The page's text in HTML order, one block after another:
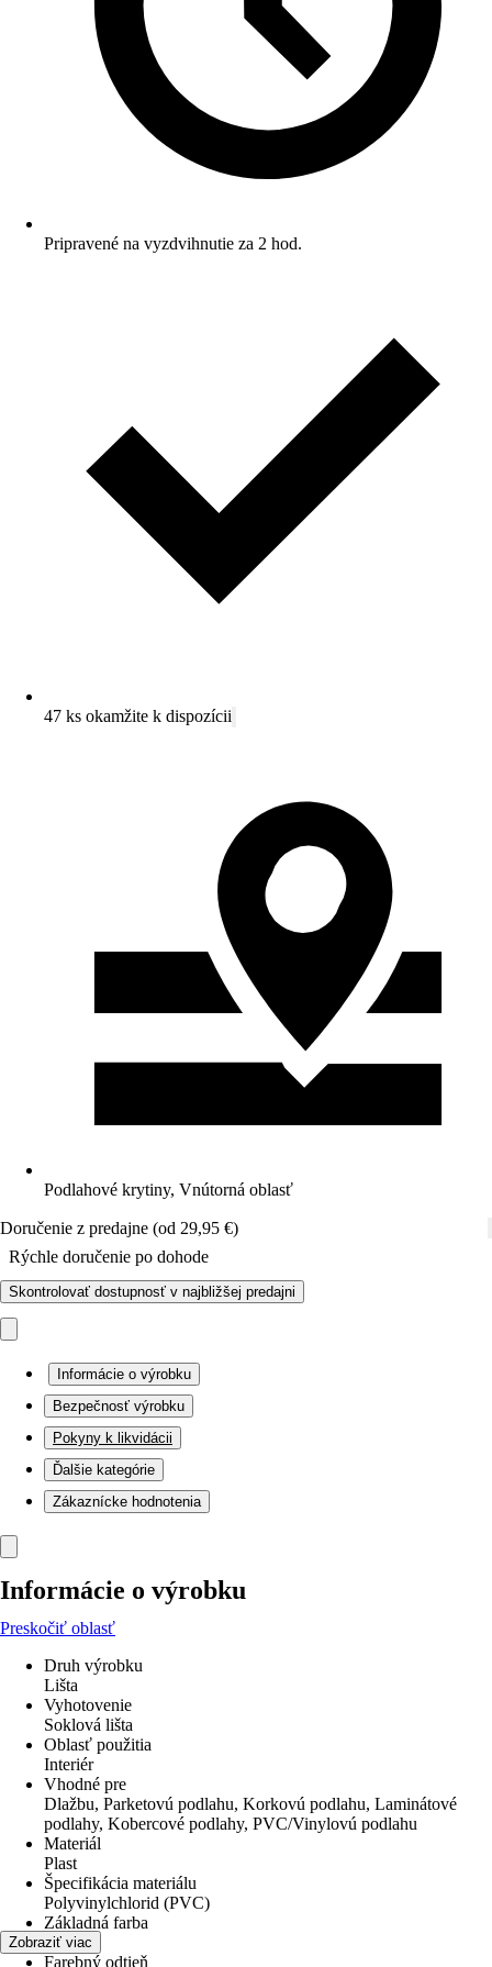
Pripravené na vyzdvihnutie za 2 hod.
47 ks okamžite k dispozícii
Podlahové krytiny, Vnútorná oblasť
Doručenie z predajne (od 29,95 €)
Rýchle doručenie po dohode
Skontrolovať dostupnosť v najbližšej predajni
Informácie o výrobku
Bezpečnosť výrobku
Pokyny k likvidácii
Ďalšie kategórie
Zákaznícke hodnotenia
Informácie o výrobku
Preskočiť oblasť
Druh výrobku
Lišta
Vyhotovenie
Soklová lišta
Oblasť použitia
Interiér
Vhodné pre
Dlažbu, Parketovú podlahu, Korkovú podlahu, Laminátové
podlahy, Kobercové podlahy, PVC/Vinylovú podlahu
Materiál
Plast
Špecifikácia materiálu
Polyvinylchlorid (PVC)
Základná farba
Sivá
Farebný odtieň
Zobraziť viac